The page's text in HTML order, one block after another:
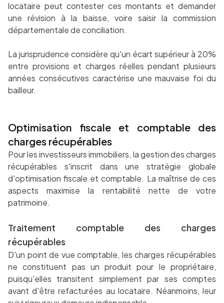
locataire peut contester ces montants et demander
une révision à la baisse, voire saisir la commission
départementale de conciliation.
La jurisprudence considère qu'un écart supérieur à 20%
entre provisions et charges réelles pendant plusieurs
années consécutives caractérise une mauvaise foi du
bailleur.
Optimisation fiscale et comptable des
charges récupérables
Pour les investisseurs immobiliers, la gestion des charges
récupérables s'inscrit dans une stratégie globale
d'optimisation fiscale et comptable. La maîtrise de ces
aspects maximise la rentabilité nette de votre
patrimoine.
Traitement comptable des charges
récupérables
D'un point de vue comptable, les charges récupérables
ne constituent pas un produit pour le propriétaire,
puisqu'elles transitent simplement par ses comptes
avant d'être refacturées au locataire. Néanmoins, leur